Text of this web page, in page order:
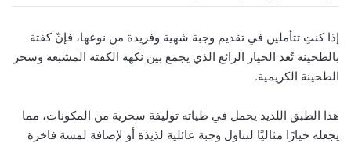
إذا كنتِ تتأملين في تقديم وجبة شهية وفريدة من نوعها، فإنّ كفتة
بالطحينة تُعد الخيار الرائع الذي يجمع بين نكهة الكفتة المشبعة وسحر
الطحينة الكريمية.
هذا الطبق اللذيذ يحمل في طياته توليفة سحرية من المكونات، مما
يجعله خيارًا مثاليًا لتناول وجبة عائلية لذيذة أو لإضافة لمسة فاخرة